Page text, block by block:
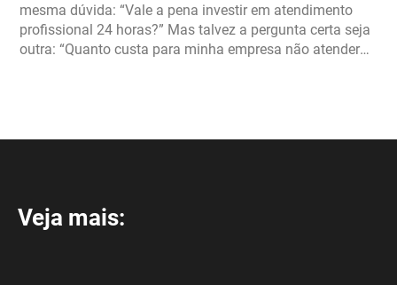
mesma dúvida: “Vale a pena investir em atendimento
profissional 24 horas?” Mas talvez a pergunta certa seja
outra: “Quanto custa para minha empresa não atender
Veja mais: